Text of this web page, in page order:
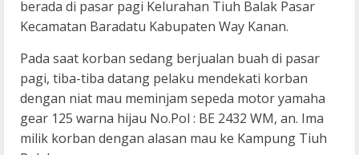
berada di pasar pagi Kelurahan Tiuh Balak Pasar
Kecamatan Baradatu Kabupaten Way Kanan.
Pada saat korban sedang berjualan buah di pasar
pagi, tiba-tiba datang pelaku mendekati korban
dengan niat mau meminjam sepeda motor yamaha
gear 125 warna hijau No.Pol : BE 2432 WM, an. Ima
milik korban dengan alasan mau ke Kampung Tiuh